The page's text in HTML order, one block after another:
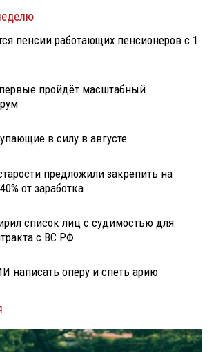
пенсии работающих пенсионеров с 1
пройдёт масштабный
в силу в августе
предложили закрепить на
от заработка
список лиц с судимостью для
с ВС РФ
написать оперу и спеть арию